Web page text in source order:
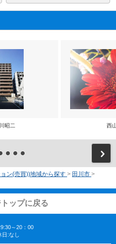
昭二 西
ン(売買))地域から探す > 田川市 >
ップに戻る
～20：00
日:なし